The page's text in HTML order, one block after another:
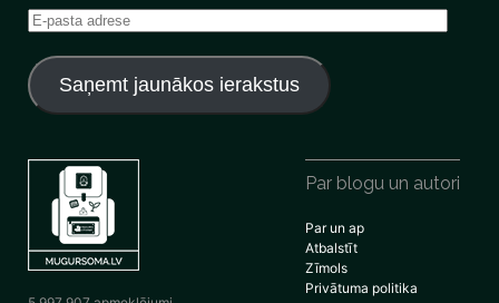
E-
adrese
Saņemt jaunākos ierakstus
Par blogu un autori
Par un ap
Atbalstīt
Zīmols
Privātuma politika